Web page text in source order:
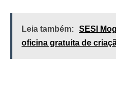
Leia também:
SESI
oficina gratuita de